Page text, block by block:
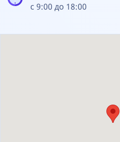
с 9:00 до 18:00